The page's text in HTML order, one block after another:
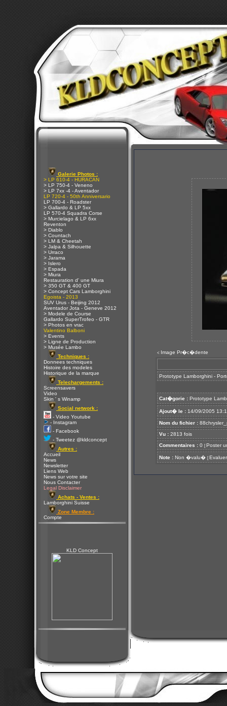
Galerie Photos :
> LP 610-4 - HURACAN
> LP 750-4 - Veneno
> LP 7xx -4 - Aventador
LP 720-4 - 50th Anniversario
LP 700-4 - Roadster
> Gallardo & LP 5xx
LP 570-4 Squadra Corse
> Murcielago & LP 6xx
Reventon
> Diablo
> Countach
> LM & Cheetah
> Jalpa & Silhouette
> Urraco
> Jarama
> Islero
> Espada
> Miura
Restauration d' une Miura
> 350 GT & 400 GT
> Concept Cars Lamborghini
Egoista - 2013
SUV Urus - Beijing 2012
Aventador Jota - Geneve 2012
> Modele de Course
Gallardo SuperTrofeo - GTR
> Photos en vrac
Valentino Balboni
> Events
> Ligne de Production
> Musée Lambo
Techniques :
Donnees techniques
Histoire des modeles
Historique de la marque
Telechargements :
Screensavers
Video
Skin ' s Winamp
Social network :
- Video Youtube
- Instagram
- Facebook
- Tweetez @kldconcept
Autres :
Accueil
News
Newsletter
Liens Web
News sur votre site
Nous Contacter
Legal Disclaimer
Achats - Ventes :
Lamborghini Suisse
Zone Membre :
Compte
KLD Concept
< Image Pr�c�dente
Prototype Lamborghini -
Cat�gorie : Prototype
Ajout� le : 14/09/2005
Nom du fichier :
Vu : 2813 fois
Commentaires : 0 [ Poster
Note : Non �valu� [ Evaluer